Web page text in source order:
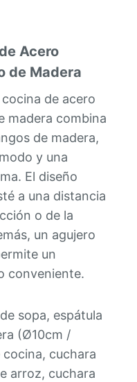
Acero
de Madera
de acero
madera combina
de madera,
y una
El diseño
a una distancia
o de la
un agujero
un
conveniente.
sopa, espátula
(Ø10cm /
cuchara
arroz, cuchara